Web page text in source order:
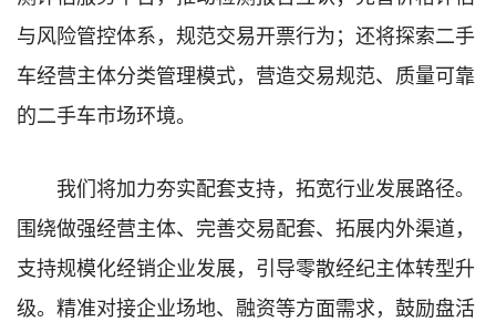
与风险管控体系，规范交易开票行为；还将探索二手
车经营主体分类管理模式，营造交易规范、质量可靠
的二手车市场环境。
我们将加力夯实配套支持，拓宽行业发展路径。
围绕做强经营主体、完善交易配套、拓展内外渠道，
支持规模化经销企业发展，引导零散经纪主体转型升
级。精准对接企业场地、融资等方面需求，鼓励盘活